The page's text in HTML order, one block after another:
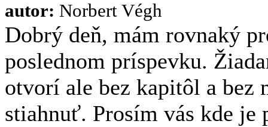
autor: Norbert Végh
Dobrý deň, mám rovnaký
poslednom príspevku.
otvorí ale bez kapitôl a bez
stiahnuť. Prosím vás kde je